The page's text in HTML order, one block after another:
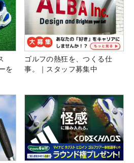
を
ゴルフの熱狂を、つくる仕
事。｜スタッフ募集中